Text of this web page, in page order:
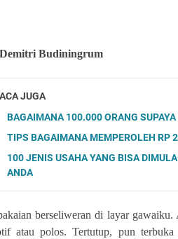
Budiningrum
JUGA
BAGAIMANA 100.000 ORANG
TIPS BAGAIMANA MEMPEROLEH RP
100 JENIS USAHA YANG BISA
ANDA
berseliweran di layar gawaiku.
atau polos. Tertutup, pun